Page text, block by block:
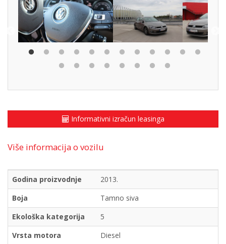
Informativni izračun leasinga
Više informacija o vozilu
Godina proizvodnje
2013.
Boja
Tamno siva
Ekološka kategorija
5
Vrsta motora
Diesel